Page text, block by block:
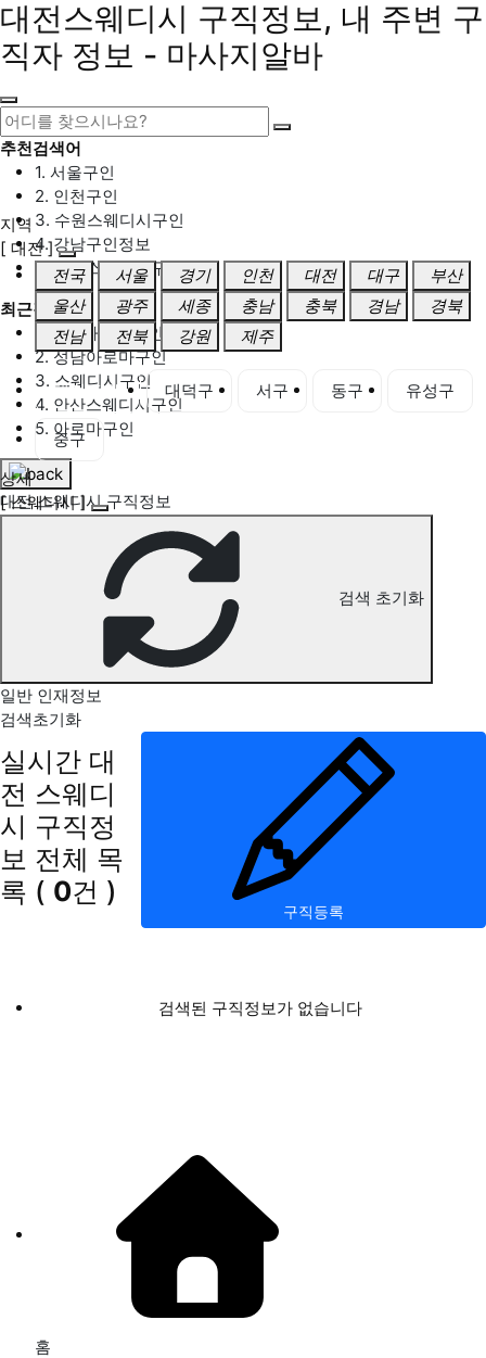
대전스웨디시 구직정보, 내 주변 구
직자 정보 - 마사지알바
추천검색어
1. 서울구인
2. 인천구인
3. 수원스웨디시구인
4. 강남구인정보
5. 동탄스웨디시구인
최근검색어
1. 일산마사지구인
2. 성남아로마구인
3. 스웨디시구인
4. 안산스웨디시구인
5. 아로마구인
대전 스웨디시 구직정보
지역
[ 대전 ]
전국
서울 경기 인천 대전 대구
부산
울산
광주 세종 충남 충북 경남
경북
전남
전북 강원 제주
대전 전체 대덕구 서구 동구 유성구
중구
상세
[ 스웨디시 ]
검색 초기화
일반 인재정보
검색초기화
실시간 대
전 스웨디
시 구직정
보 전체 목
록 ( 0건 )
구직등록
검색된 구직정보가 없습니다
홈